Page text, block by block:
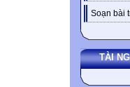
Soạn bài
TÀI